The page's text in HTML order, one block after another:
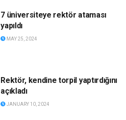
7 üniversiteye rektör ataması
yapıldı
MAY 25, 2024
Rektör, kendine torpil yaptırdığını
açıkladı
JANUARY 10, 2024